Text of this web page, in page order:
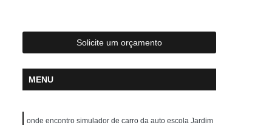
Aulas de Direção para Habilitados
para Carteira a
Auto Escola para Cnh
Auto Escola para Fazer Reciclagem
para Idosos
Solicite um orçamento
MENU
onde encontro simulador de carro da auto escola Jardim